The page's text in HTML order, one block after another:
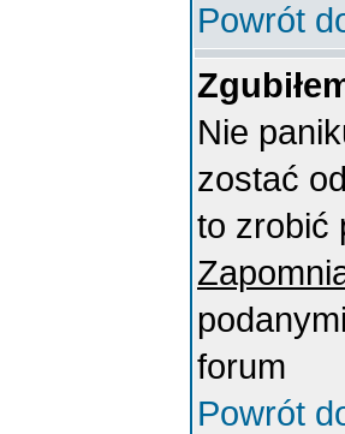
Powrót
Nie
zostać
to zrobić
forum
Powrót